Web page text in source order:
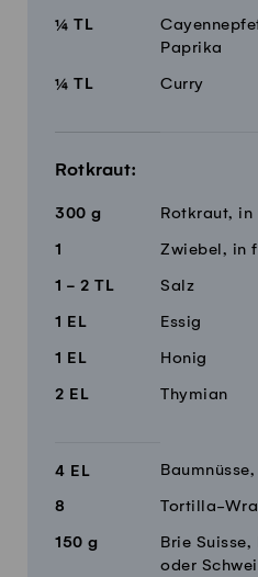
¼ TL
Paprika
¼ TL Curry
Rotkraut:
300 g Rotkraut, in
1 Zwiebel, in
1 - 2 TL Salz
1 EL Essig
1 EL Honig
2 EL Thymian
4 EL
8 Tortilla-
150 g
Brie
oder